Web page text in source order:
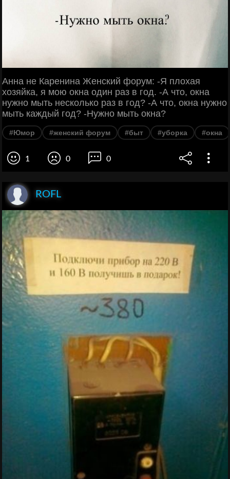
Анна не Каренина Женский форум: -Я плохая
хозяйка, я мою окна один раз в год. -А что, окна
нужно мыть несколько раз в год? -А что, окна нужно
мыть каждый год? -Нужно мыть окна?
#Юмор #женский форум #быт #уборка #окна
1 0 0
ROFL